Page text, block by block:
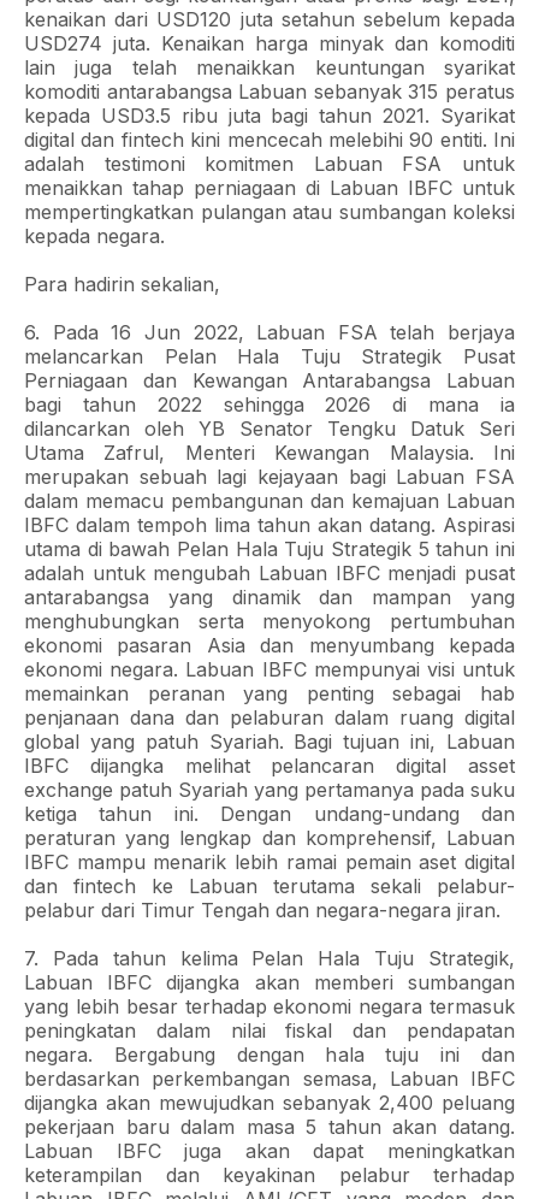
kenaikan dari USD120 juta setahun sebelum kepada
USD274 juta. Kenaikan harga minyak dan komoditi
lain juga telah menaikkan keuntungan syarikat
komoditi antarabangsa Labuan sebanyak 315 peratus
kepada USD3.5 ribu juta bagi tahun 2021. Syarikat
digital dan fintech kini mencecah melebihi 90 entiti. Ini
adalah testimoni komitmen Labuan FSA untuk
menaikkan tahap perniagaan di Labuan IBFC untuk
mempertingkatkan pulangan atau sumbangan koleksi
kepada negara.
Para hadirin sekalian,
6. Pada 16 Jun 2022, Labuan FSA telah berjaya
melancarkan Pelan Hala Tuju Strategik Pusat
Perniagaan dan Kewangan Antarabangsa Labuan
bagi tahun 2022 sehingga 2026 di mana ia
dilancarkan oleh YB Senator Tengku Datuk Seri
Utama Zafrul, Menteri Kewangan Malaysia. Ini
merupakan sebuah lagi kejayaan bagi Labuan FSA
dalam memacu pembangunan dan kemajuan Labuan
IBFC dalam tempoh lima tahun akan datang. Aspirasi
utama di bawah Pelan Hala Tuju Strategik 5 tahun ini
adalah untuk mengubah Labuan IBFC menjadi pusat
antarabangsa yang dinamik dan mampan yang
menghubungkan serta menyokong pertumbuhan
ekonomi pasaran Asia dan menyumbang kepada
ekonomi negara. Labuan IBFC mempunyai visi untuk
memainkan peranan yang penting sebagai hab
penjanaan dana dan pelaburan dalam ruang digital
global yang patuh Syariah. Bagi tujuan ini, Labuan
IBFC dijangka melihat pelancaran digital asset
exchange patuh Syariah yang pertamanya pada suku
ketiga tahun ini. Dengan undang-undang dan
peraturan yang lengkap dan komprehensif, Labuan
IBFC mampu menarik lebih ramai pemain aset digital
dan fintech ke Labuan terutama sekali pelabur-
pelabur dari Timur Tengah dan negara-negara jiran.
7. Pada tahun kelima Pelan Hala Tuju Strategik,
Labuan IBFC dijangka akan memberi sumbangan
yang lebih besar terhadap ekonomi negara termasuk
peningkatan dalam nilai fiskal dan pendapatan
negara. Bergabung dengan hala tuju ini dan
berdasarkan perkembangan semasa, Labuan IBFC
dijangka akan mewujudkan sebanyak 2,400 peluang
pekerjaan baru dalam masa 5 tahun akan datang.
Labuan IBFC juga akan dapat meningkatkan
keterampilan dan keyakinan pelabur terhadap